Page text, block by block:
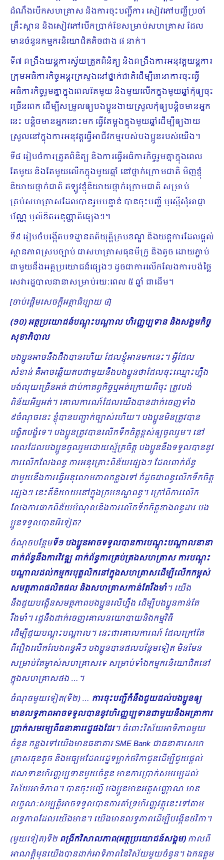
ដំណឹងបើកសហគ្រាស និងការចុះបញ្ជីការ សៀវភៅបញ្ជីប្រចាំ
គ្រឹះស្ថាន និងសៀវភៅបើកប្រាក់ខែសម្រាប់សហគ្រាស ដែល
មានចំនួនកម្មករនិយោជិតតិចជាង ៨ នាក់។
ទី៧ ពង្រឹងយន្តការស្វ័យត្រួតពិនិត្យ និងពង្រឹងការអនុវត្តយន្តការ
ក្រុមអធិការកិច្ចអន្តរក្រសួងនៅថ្នាក់ជាតិដើម្បីធានាការចុះធ្វើ
អធិការកិច្ចរួមគ្នាក្នុងពេលតែមួយ និងមួយលើកក្នុងមួយឆ្នាំកុំឲ្យចុះ
ច្រើនពេក ដើម្បីសម្រួលឲ្យបងប្អូនងាយស្រួលកុំឲ្យបន្តិចមានអ្នក
នេះ បន្តិចមានអ្នកនោះមក ធ្វើតែម្តងក្នុងមួយឆ្នាំដើម្បីឲ្យងាយ
ស្រួលនៅក្នុងការអនុវត្តធ្វើអាជីវកម្មរបស់បងប្អូនរបស់យើង។
ទី៨ រៀបចំការត្រួតពិនិត្យ និងការធ្វើអធិការកិច្ច​រួមគ្នាក្នុងពេល
តែមួយ និងតែមួយលើកក្នុងមួយឆ្នាំ នៅថ្នាក់ក្រោមជាតិ មិញខ្ញុំ
និយាយថ្នាក់ជាតិ ឥឡូវខ្ញុំនិយាយថ្នាក់ក្រោមជាតិ សម្រាប់
គ្រប់សហគ្រាសដែលបានរួមបន្ទាន់ បានចុះបញ្ជី ឬស្នើសុំអាជ្ញា
ប័ណ្ណ ឬលិខិតអនុញ្ញាតិផ្សេ​ងៗ។
ទី៩ រៀបចំបង្កើតបទដ្ឋានគតិយុត្តិក្របខណ្ឌ និងយន្តការដែលផ្តល់
ស្ថានភាពស្របច្បាប់ ជាសហគ្រាសធុនមីក្រូ និងតូច ដោយភ្ជាប់
ជាមួយនឹងអត្ថប្រយោជន៍ផ្សេងៗ ដូចជាការលើកលែងការបង់ថ្លៃ
សេវារដ្ឋបាលនានាសម្រាប់រយៈពេល ៥ ឆ្នាំ ជាដើម។
[ចាប់ផ្ដើមសេចក្ដីអត្ថាធិប្បាយ ៤]
(១០) អត្ថប្រយោជន៍បណ្តុះបណ្តាល ហិរញ្ញប្បទាន និងសង្គមកិច្ច
សុខាភិបាល
បងប្អូនអាចនឹងដឹងបានហើយ ដែលខ្ញុំអានមកនេះ។ អ្វីដែល
សំខាន់ គឺអាចឆ្លើយតបជាមួយនឹងបងប្អូនថាដែល​ចុះឈ្មោះហ្នឹង
បង់លុយច្រើនអត់ ជាប់កាតព្វកិច្ចឬអត់ក្រោយពីចុះ ត្រូវបង់
ពិន័យអីឬអត់។ គោលការណ៍ដែលយើងបានដាក់ចេញទាំង
៩ចំណុចនេះ ខ្ញុំបានបញ្ជាក់ច្បាស់ហើយ។ បងប្អូនមិនត្រូវបាន
បង្ខិតបង្ខំទេ។ បងប្អូនត្រូវបានលើកទឹកចិត្តខ្ពស់ឲ្យចូលរួម។ នៅ
ពេលដែលបងប្អូនចូលរួមដោយស្ម័គ្រចិត្ត បងប្អូននឹងទទួលបាននូវ
ការលើកលែងពន្ធ ការអនុគ្រោះពិន័យផ្សេងៗ ដែលពាក់ព័ន្ធ
ជាមួយនឹងការធ្វើអនុលោមភាពកន្លងទៅ ក៏ដូចជាពន្ធលើកទឹកចិត្ត
ផ្សេងៗ នេះគឺនិយាយនៅក្នុងក្របខណ្ឌពន្ធ។ ក្រៅពីការលើក
លែងការផាកពិន័យបំ​ណុលនិងការលើកទឹកចិត្តខាងពន្ធដារ បង
ប្អូនទទួលបានអីទៀត?
ចំណុចបន្ថែមទី១ បងប្អូនអាចទទួលបានការបណ្តុះបណ្តាលនានា
ពាក់ព័ន្ធនឹងការវិវឌ្ឍ ពាក់ព័ន្ធការគ្រប់គ្រងសហគ្រាស ការបណ្តុះ
បណ្តាលដល់កម្មករបុគ្គលិកនៅក្នុងសហគ្រាសដើម្បីលើកកម្ពស់
សមត្ថភាពផលិតផល និងសហគ្រាសកាន់តែរឹងមាំ។ យើង
នឹងជួយបង្កើនសមត្ថភាពបងប្អូនលើហ្នឹង ដើម្បីបងប្អូនកាន់តែ
រឹងមាំ។ រដ្ឋនឹងដាក់ចេញគោលនយោបាយនិងកម្មវិធី
ដើម្បីជួយបណ្តុះបណ្តាល។ នេះជាគោលការណ៍ ដែលក្រៅតែ
ពីរឿង​លើកលែងពន្ធអីៗ បងប្អូនបានផលបន្ថែមទៀត មិនមែន
សម្រាប់តែម្ចាស់សហគ្រាសទេ សម្រាប់ទាំងកម្មករនិយោជិតនៅ
ក្នុងសហគ្រាសផង …។
​ចំណុចមួយទៀត(ទី២) … ការចុះបញ្ជីក៏នឹងជួយដល់បងប្អូនឲ្យ
មានលទ្ធភាពអាចទទួលបាននូវហិរញ្ញប្បទានជាមួយនឹងអត្រាការ
ប្រាក់សមរម្យពីធនាគាររដ្ឋផងដែរ។ ចំពោះវិស័យអាទិភាពមួយ
ចំនួន កន្លងទៅយើងមានធនាគារSME Bank ជាធនាគារសហ
គ្រាសធុនតូច និងមធ្យមដែលរដ្ឋទម្លាក់ថវិកាជូនដើម្បីជួយផ្តល់
ឥណទានហិរញ្ញប្បទានមួយចំនួន មានការប្រាក់សមរម្យដល់
វិស័យអាទិភាព។ បានចុះបញ្ជី បងប្អូនមានអត្តសញ្ញាណ មាន
លក្ខណៈសម្បត្តិអាចទទួលបានការគាំទ្រហិរញ្ញវត្ថុនេះទៅតាម
លទ្ធភាពដែលយើងមាន។ យើងមានលទ្ធភាពដើម្បីបង្កើនថវិកា។
(មួយទៀត)ទី២ពង្រីកវិសាលភាព(អត្ថប្រយោជន៍សង្គម)កាលពី
អាណត្តិមុនយើងបានដាក់អាទិភាពនៃវិស័យមួយចំនួន។ ឯកឧត្តម